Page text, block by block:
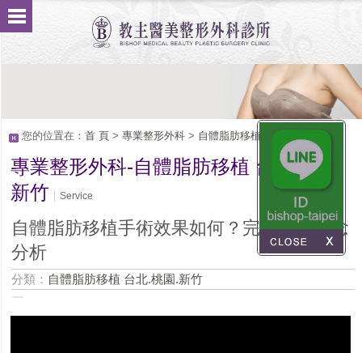
您的位置在： 首 頁> 專業整形外科> 自體脂肪移植 台北.桃園.新竹
專業整形外科-自體脂肪移植 台北.桃園.
新竹
Service
自體脂肪移植手術效果如何？完美體態概念
分析
分類： 自體脂肪移植 台北.桃園.新竹